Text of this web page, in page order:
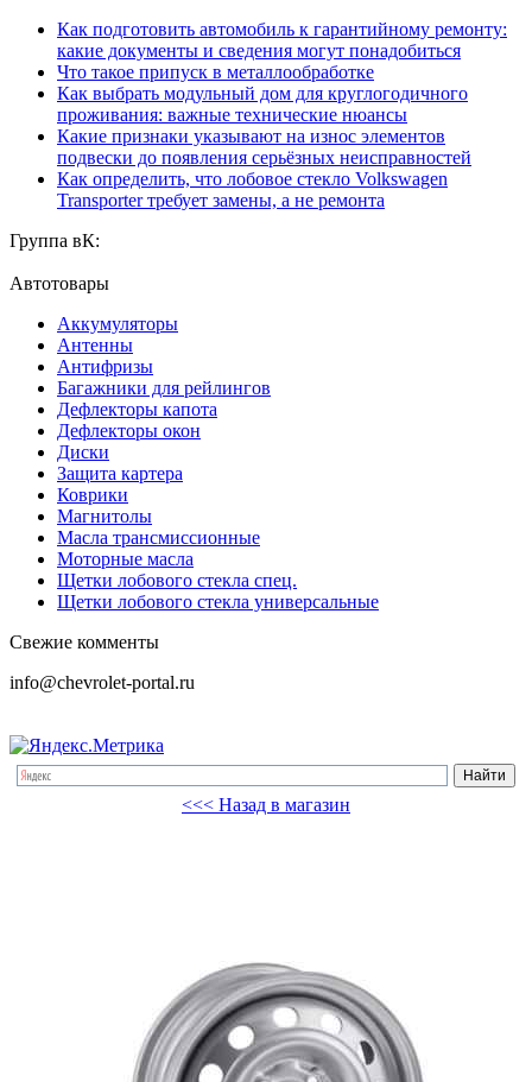
Как подготовить автомобиль к гарантийному ремонту:
какие документы и сведения могут понадобиться
Что такое припуск в металлообработке
Как выбрать модульный дом для круглогодичного
проживания: важные технические нюансы
Какие признаки указывают на износ элементов
подвески до появления серьёзных неисправностей
Как определить, что лобовое стекло Volkswagen
Transporter требует замены, а не ремонта
Группа вК:
Автотовары
Аккумуляторы
Антенны
Антифризы
Багажники для рейлингов
Дефлекторы капота
Дефлекторы окон
Диски
Защита картера
Коврики
Магнитолы
Масла трансмиссионные
Моторные масла
Щетки лобового стекла спец.
Щетки лобового стекла универсальные
Свежие комменты
info@chevrolet-portal.ru
<<< Назад в магазин